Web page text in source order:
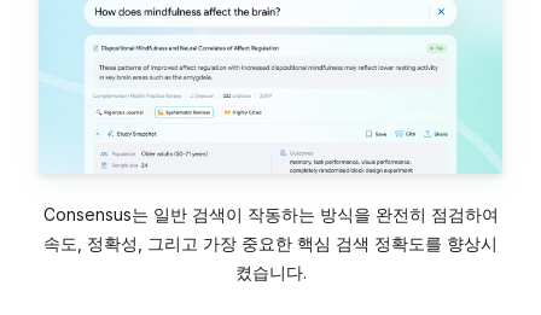
Consensus는 일반 검색이 작동하는 방식을 완전히 점검하여
속도, 정확성, 그리고 가장 중요한 핵심 검색 정확도를 향상시
켰습니다.